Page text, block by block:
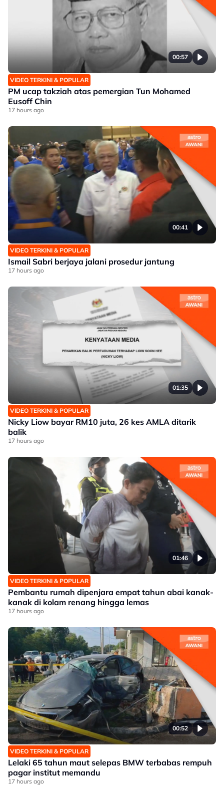
00:57
VIDEO TERKINI & POPULAR
PM ucap takziah atas pemergian Tun Mohamed
Eusoff Chin
17 hours ago
00:41
VIDEO TERKINI & POPULAR
Ismail Sabri berjaya jalani prosedur jantung
17 hours ago
01:35
VIDEO TERKINI & POPULAR
Nicky Liow bayar RM10 juta, 26 kes AMLA ditarik
balik
17 hours ago
01:46
VIDEO TERKINI & POPULAR
Pembantu rumah dipenjara empat tahun abai kanak-
kanak di kolam renang hingga lemas
17 hours ago
00:52
VIDEO TERKINI & POPULAR
Lelaki 65 tahun maut selepas BMW terbabas rempuh
pagar institut memandu
17 hours ago